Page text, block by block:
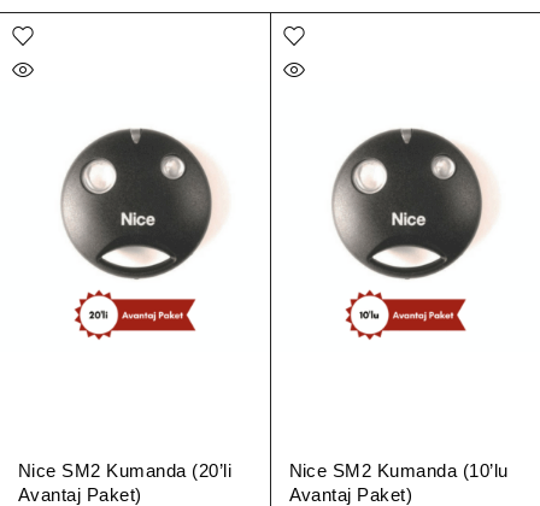
Nice SM2 Kumanda (20’li
Avantaj Paket)
Nice SM2 Kumanda (10’lu
Avantaj Paket)